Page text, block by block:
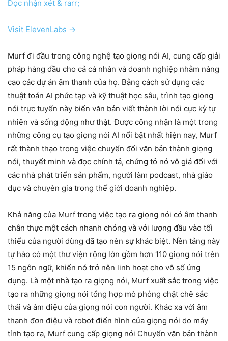
Đọc nhận xét & rarr;
Visit ElevenLabs →
Murf đi đầu trong công nghệ tạo giọng nói AI, cung cấp giải
pháp hàng đầu cho cả cá nhân và doanh nghiệp nhằm nâng
cao các dự án âm thanh của họ. Bằng cách sử dụng các
thuật toán AI phức tạp và kỹ thuật học sâu, trình tạo giọng
nói trực tuyến này biến văn bản viết thành lời nói cực kỳ tự
nhiên và sống động như thật. Được công nhận là một trong
những công cụ tạo giọng nói AI nổi bật nhất hiện nay, Murf
rất thành thạo trong việc chuyển đổi văn bản thành giọng
nói, thuyết minh và đọc chính tả, chứng tỏ nó vô giá đối với
các nhà phát triển sản phẩm, người làm podcast, nhà giáo
dục và chuyên gia trong thế giới doanh nghiệp.
Khả năng của Murf trong việc tạo ra giọng nói có âm thanh
chân thực một cách nhanh chóng và với lượng đầu vào tối
thiểu của người dùng đã tạo nên sự khác biệt. Nền tảng này
tự hào có một thư viện rộng lớn gồm hơn 110 giọng nói trên
15 ngôn ngữ, khiến nó trở nên linh hoạt cho vô số ứng
dụng. Là một nhà tạo ra giọng nói, Murf xuất sắc trong việc
tạo ra những giọng nói tổng hợp mô phỏng chặt chẽ sắc
thái và âm điệu của giọng nói con người. Khác xa với âm
thanh đơn điệu và robot điển hình của giọng nói do máy
tính tạo ra, Murf cung cấp giọng nói Chuyển văn bản thành